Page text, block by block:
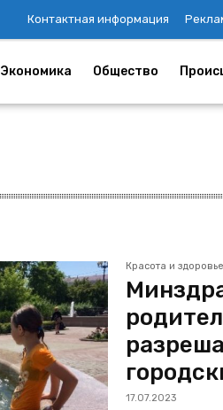
Контактная информация
Экономика Общество
Красота и здоровье
17.07.2023